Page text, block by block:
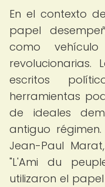
En el contexto
papel
como
revolucionarias.
escritos
herramientas
de ideales
antiguo
Jean-Paul
"L'Ami du
utilizaron el